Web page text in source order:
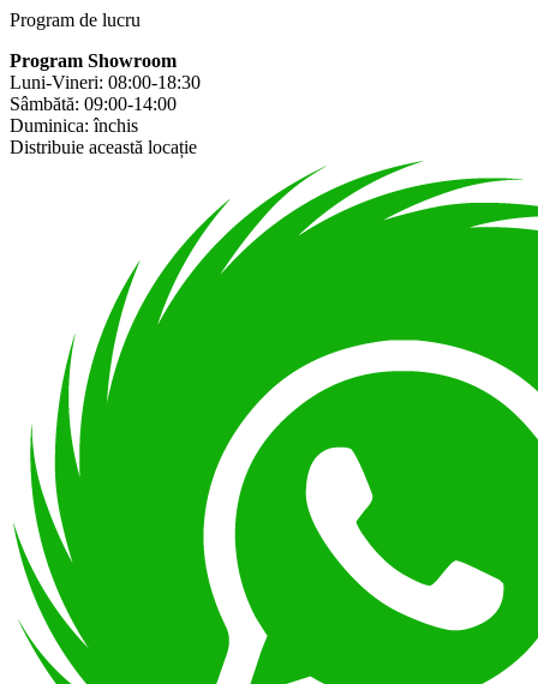
Program de lucru
Program Showroom
Luni-Vineri: 08:00-18:30
Sâmbătă: 09:00-14:00
Duminica: închis
Distribuie această locație